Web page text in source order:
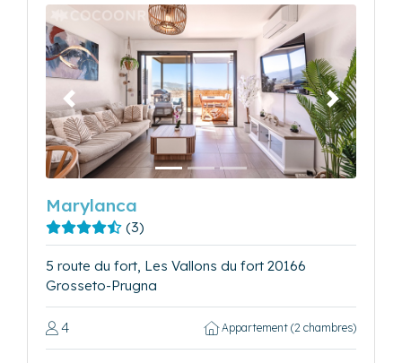
Précédent Suivant
Marylanca
(3)
5 route du fort, Les Vallons du fort 20166
Grosseto-Prugna
4 Appartement (2 chambres)